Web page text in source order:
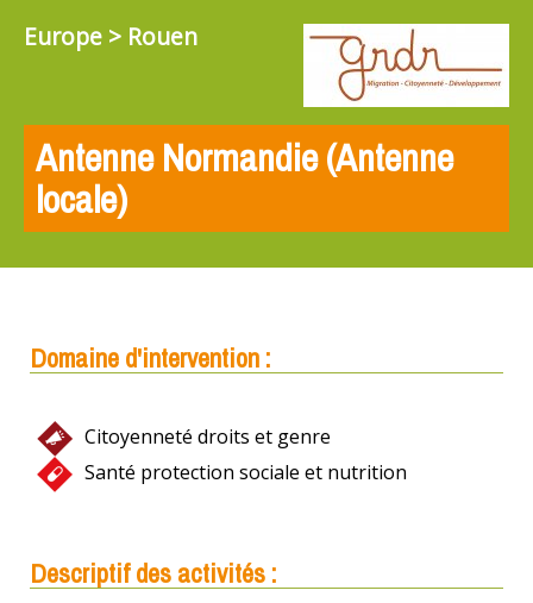
Europe > Rouen
Antenne Normandie (Antenne
locale)
Domaine d'intervention :
Citoyenneté droits et genre
Santé protection sociale et nutrition
Descriptif des activités :